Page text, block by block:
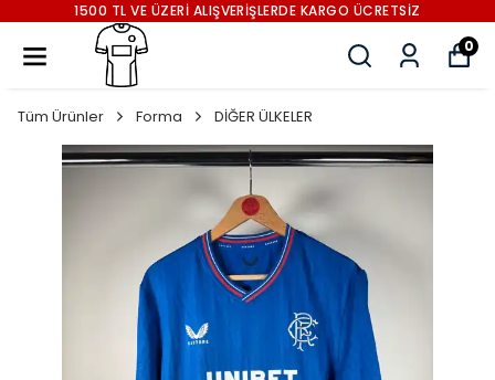
1500 TL VE ÜZERİ ALIŞVERİŞLERDE KARGO ÜCRETSİZ
0
Tüm Ürünler Forma DİĞER ÜLKELER